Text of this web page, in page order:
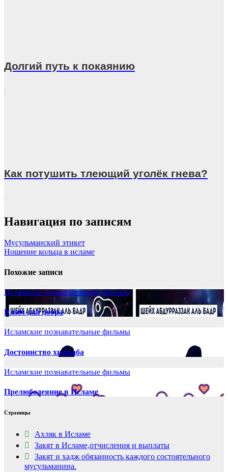
Долгий путь к покаянию
Как потушить тлеющий уголёк гнева?
Навигация по записям
Мусульманский этикет
Ношение кольца в исламе
Похожие записи
Исламские познавательные фильмы
Ключ для добра
Исламские познавательные фильмы
Достоинство хиджаба
Исламские познавательные фильмы
Прелюбодеяние в Исламе
Страницы
Ахляк в Исламе
Закят в Исламе,отчисления и выплаты
Закят и хадж обязанность каждого состоятельного
мусульманина.